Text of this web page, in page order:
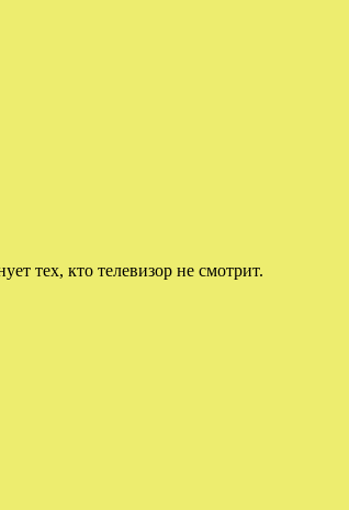
тех, кто телевизор не смотрит.